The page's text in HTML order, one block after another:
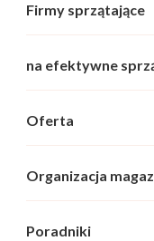
Firmy sprzątające
na efektywne
Oferta
Organizacja
Poradniki